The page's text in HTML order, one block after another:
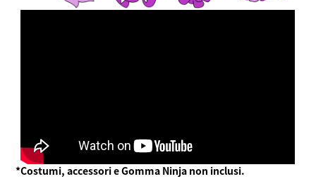
*Costumi, accessori e Gomma Ninja non inclusi.